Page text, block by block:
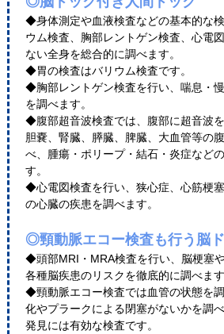
◆身体測定や血液検査などの基本的な
ウム検査、胸部レントゲン検査、心電
ない全身を総合的に調べます。
◆胃の検査はバリウム検査です。
◆胸部レントゲン検査を行い、喘息・
を調べます。
◆腹部超音波検査では、腹部に超音波を
胆嚢、腎臓、膵臓、脾臓、大血管等の
べ、腫瘍・ポリープ・結石・炎症など
す。
◆心電図検査を行い、狭心症、心筋梗
の心臓の疾患を調べます。
◎頸動脈エコー検査も行う脳
◆頭部MRI・MRA検査を行い、脳梗塞や
各種脳疾患のリスクを徹底的に調べます
◆頸動脈エコー検査では血管の状態を
化やプラークによる閉塞がないかを調
発見には有効な検査です。